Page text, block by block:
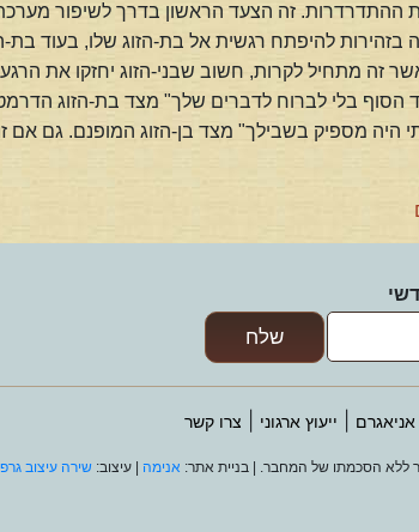
ההתדרדרות. זה הצעד הראשון בדרך לשיפור
בזהירות להיפתח רגשית אל בת-הזוג שלו, בעוד
זה מתחיל לקרות, חשוב שבני-הזוג יחזקו את
בלי לברוח לדברים שלך" מצד בת-הזוג
מספיק בשבילך" מצד בן-הזוג המופנם. גם אם
אניאגרם ייעוץ ארגוני צרו קשר
ללא הסכמתו של המחבר. | בניית אתר: אנימה | עיצוב:שירה עיצוב